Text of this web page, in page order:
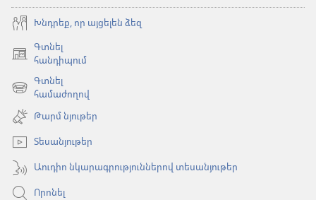
Խնդրեք, որ այցելեն ձեզ
Գտնել
հանդիպում
(բացվում
նոր
պատուհան)
Գտնել
համաժողով
(բացվում
նոր
պատուհան)
Թարմ նյութեր
Տեսանյութեր
Աուդիո նկարագրություններով տեսանյութեր
Որոնել